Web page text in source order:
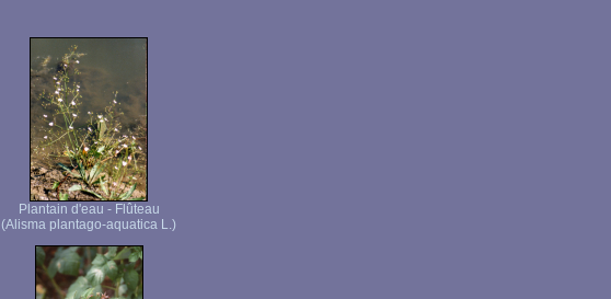
Plantain d'eau - Flûteau
(Alisma plantago-aquatica L.)